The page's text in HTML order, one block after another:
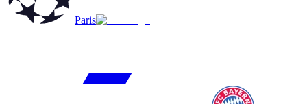
Paris